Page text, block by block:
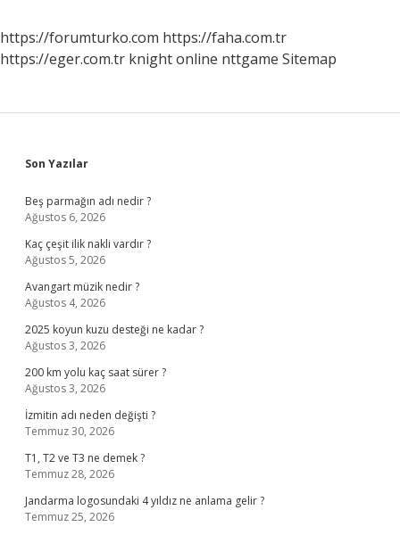
https://forumturko.com https://faha.com.tr
https://eger.com.tr knight online nttgame Sitemap
Sidebar
Son Yazılar
Beş parmağın adı nedir ?
Ağustos 6, 2026
Kaç çeşit ilik nakli vardır ?
Ağustos 5, 2026
Avangart müzik nedir ?
Ağustos 4, 2026
2025 koyun kuzu desteği ne kadar ?
Ağustos 3, 2026
200 km yolu kaç saat sürer ?
Ağustos 3, 2026
İzmitin adı neden değişti ?
Temmuz 30, 2026
T1, T2 ve T3 ne demek ?
Temmuz 28, 2026
Jandarma logosundaki 4 yıldız ne anlama gelir ?
Temmuz 25, 2026